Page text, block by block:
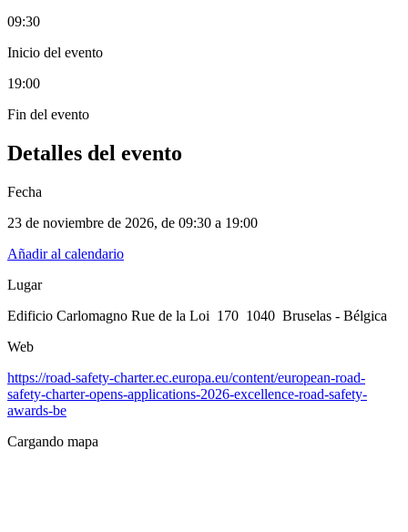
09:30
Inicio del evento
19:00
Fin del evento
Detalles del evento
Fecha
23 de noviembre de 2026, de 09:30 a 19:00
Añadir al calendario
Lugar
Edificio Carlomagno Rue de la Loi 170 1040 Bruselas - Bélgica
Web
https://road-safety-charter.ec.europa.eu/content/european-road-
safety-charter-opens-applications-2026-excellence-road-safety-
awards-be
Cargando mapa